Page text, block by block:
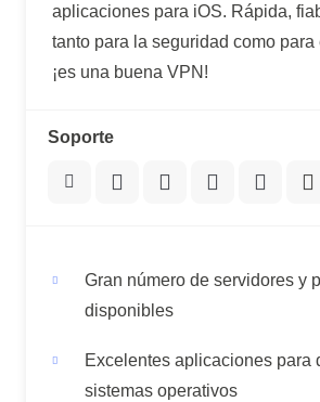
aplicaciones para iOS. Rápida,
tanto para la seguridad como para
¡es una buena VPN!
Soporte
Gran número de servidores y
disponibles
Excelentes aplicaciones para
sistemas operativos